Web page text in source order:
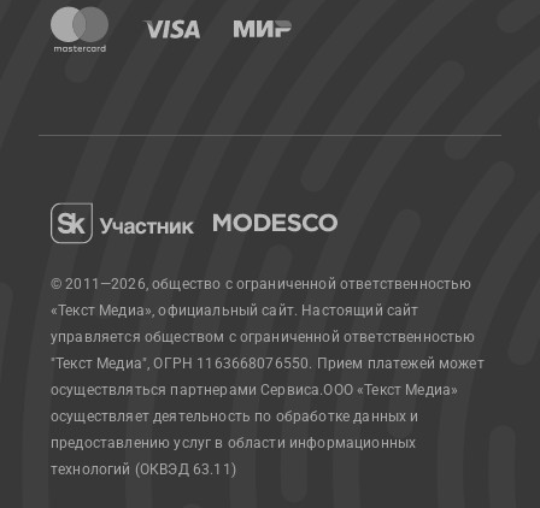
© 2011—2026, общество с ограниченной ответственностью
«Текст Медиа», официальный сайт. Настоящий сайт
управляется обществом с ограниченной ответственностью
"Текст Медиа", ОГРН 1163668076550. Прием платежей может
осуществляться партнерами Сервиса.ООО «Текст Медиа»
осуществляет деятельность по обработке данных и
предоставлению услуг в области информационных
технологий (ОКВЭД 63.11)